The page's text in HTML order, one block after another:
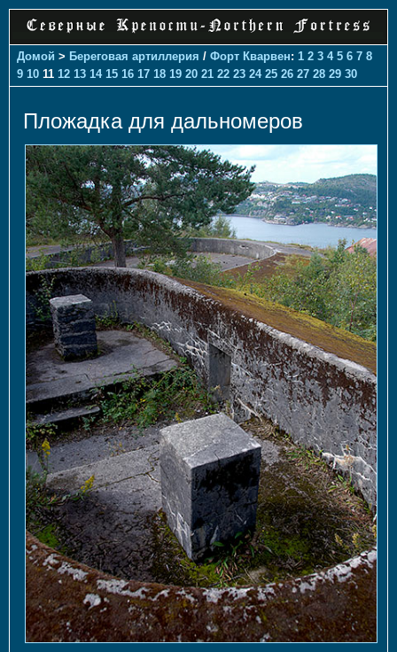
Домой > Береговая артиллерия / Форт Кварвен: 1 2 3 4 5 6 7 8
9 10 11 12 13 14 15 16 17 18 19 20 21 22 23 24 25 26 27 28 29 30
Пложадка для дальномеров